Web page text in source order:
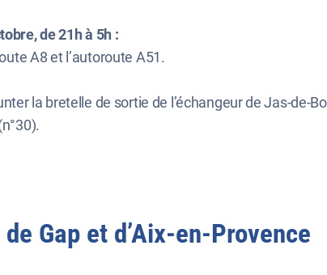
de 21h à 5h :
A8 et l’autoroute A51.
la bretelle de sortie de l’échangeur de Jas-de-
Gap et d’Aix-en-Provence